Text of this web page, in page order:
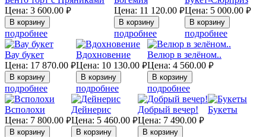
Цена: 3 600.00 руб.
подробнее
Цена: 11 120.00 руб.
подробнее
Цена: 5 000.00 руб.
подробнее
Вау букет
Цена: 17 870.00 руб.
подробнее
Вдохновение
Цена: 10 130.00 руб.
подробнее
Велюр в зелёном..
Цена: 4 560.00 руб.
подробнее
Всполохи
Цена: 7 800.00 руб.
Дейнерис
Цена: 5 460.00 руб.
Добрый вечер!
Цена: 7 490.00 руб.
Букеты